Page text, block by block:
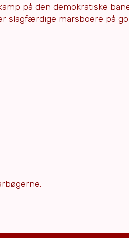
på den demokratiske
slagfærdige marsboere på